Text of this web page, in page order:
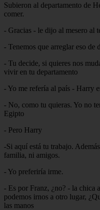
Subieron al departamento de
comer.
- Gracias - le dijo al mesero al
- Tenemos que arreglar eso de
- Tu decide, si quieres nos
vivir en tu departamento
- Yo me refería al país - Harry
- No, como tu quieras. Yo no
Egipto
- Pero Harry
-Si aquí está tu trabajo.
familia, ni amigos.
- Yo preferiría irme.
- Es por Franz, ¿no? - la chica
podemos irnos a otro lugar,
las manos